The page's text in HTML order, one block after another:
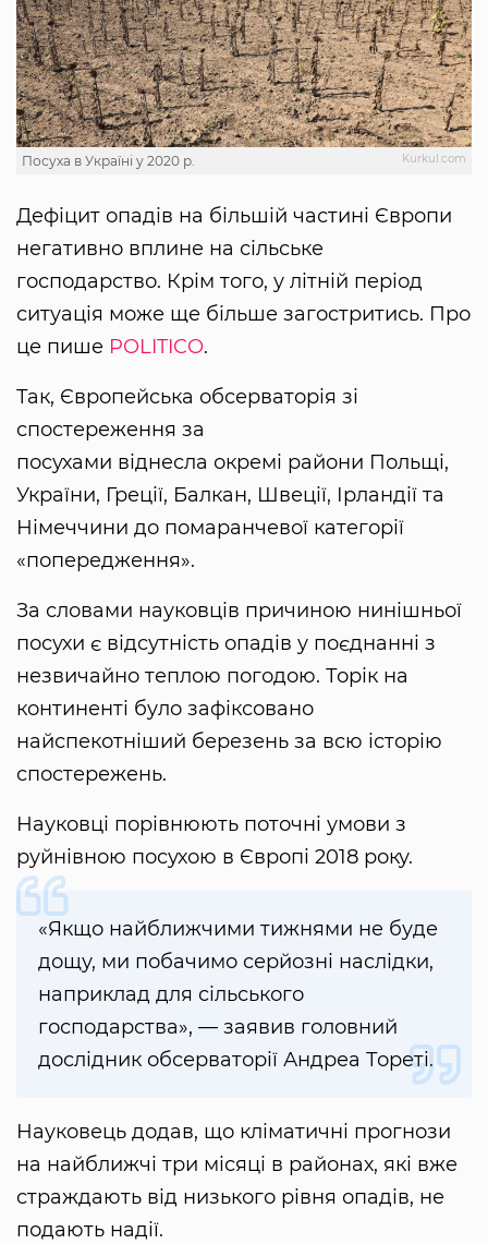
Kurkul.com
Посуха в Україні у 2020 р.
Дефіцит опадів на більшій частині Європи
негативно вплине на сільське
господарство. Крім того, у літній період
ситуація може ще більше загостритись. Про
це пише POLITICO.
Так, Європейська обсерваторія зі
спостереження за
посухами віднесла окремі райони Польщі,
України, Греції, Балкан, Швеції, Ірландії та
Німеччини до помаранчевої категорії
«попередження».
За словами науковців причиною нинішньої
посухи є відсутність опадів у поєднанні з
незвичайно теплою погодою. Торік на
континенті було зафіксовано
найспекотніший березень за всю історію
спостережень.
Науковці порівнюють поточні умови з
руйнівною посухою в Європі 2018 року.
«Якщо найближчими тижнями не буде
дощу, ми побачимо серйозні наслідки,
наприклад для сільського
господарства», — заявив головний
дослідник обсерваторії Андреа Тореті.
Науковець додав, що кліматичні прогнози
на найближчі три місяці в районах, які вже
страждають від низького рівня опадів, не
подають надії.